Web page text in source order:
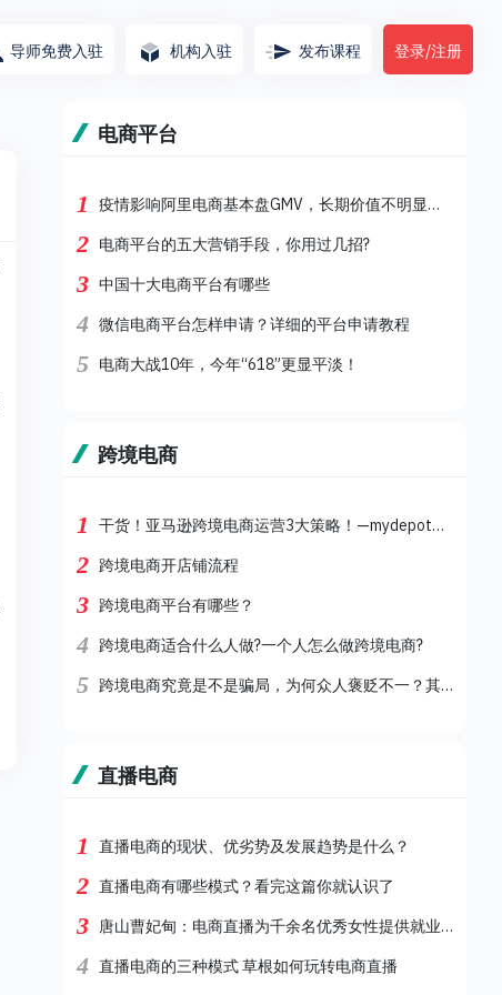
导师免费入驻 机构入驻 发布课程 登录/注册
电商平台
1 疫情影响阿里电商基本盘GMV，长期价值不明显的业务将关停并转
2 电商平台的五大营销手段，你用过几招?
3 中国十大电商平台有哪些
4 微信电商平台怎样申请？详细的平台申请教程
5 电商大战10年，今年“618”更显平淡！
跨境电商
1 干货！亚马逊跨境电商运营3大策略！—mydepot跨境清货
2 跨境电商开店铺流程
3 跨境电商平台有哪些？
4 跨境电商适合什么人做?一个人怎么做跨境电商?
5 跨境电商究竟是不是骗局，为何众人褒贬不一？其实这才是真相！
直播电商
1 直播电商的现状、优劣势及发展趋势是什么？
2 直播电商有哪些模式？看完这篇你就认识了
3 唐山曹妃甸：电商直播为千余名优秀女性提供就业机会
4 直播电商的三种模式 草根如何玩转电商直播